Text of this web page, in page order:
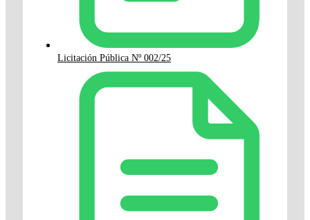
Licitación Pública Nº 002/25